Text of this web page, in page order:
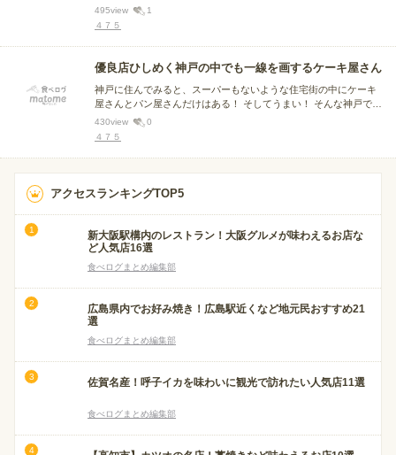
っと入ったパン屋さんがとってもおいしかったりして、日々感動
しています。 パン屋さんまとめも作らなくては。 とりあえずまず
495view
1
４７５
優良店ひしめく神戸の中でも一線を画するケーキ屋さん
神戸に住んでみると、スーパーもないような住宅街の中にケーキ
屋さんとパン屋さんだけはある！ そしてうまい！ そんな神戸でも
食べた瞬間、開眼するような衝撃を受けた「お、おいしい…」ケ
ーキ屋さんをご紹介。 随時、追加していきます。
430view
0
４７５
アクセスランキングTOP5
新大阪駅構内のレストラン！大阪グルメが味わえるお店な
ど人気店16選
食べログまとめ編集部
広島県内でお好み焼き！広島駅近くなど地元民おすすめ21
選
食べログまとめ編集部
佐賀名産！呼子イカを味わいに観光で訪れたい人気店11選
食べログまとめ編集部